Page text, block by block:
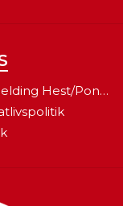
Tilmelding Hest/pony Til Fei